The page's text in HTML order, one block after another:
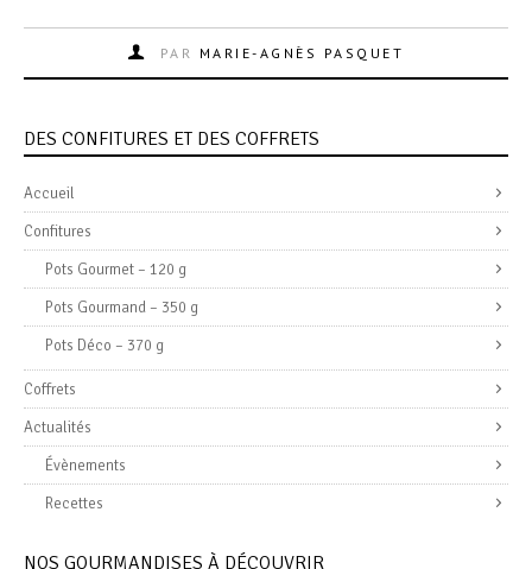
PAR MARIE-AGNÈS PASQUET
DES CONFITURES ET DES COFFRETS
Accueil
Confitures
Pots Gourmet – 120 g
Pots Gourmand – 350 g
Pots Déco – 370 g
Coffrets
Actualités
Évènements
Recettes
NOS GOURMANDISES À DÉCOUVRIR